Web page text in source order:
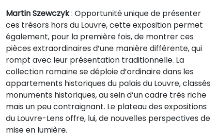
Martin Szewczyk: Opportunité unique de présenter
ces trésors hors du Louvre, cette exposition permet
également, pour la première fois, de montrer ces
pièces extraordinaires d’une manière différente, qui
rompt avec leur présentation traditionnelle. La
collection romaine se déploie d’ordinaire dans les
appartements historiques du palais du Louvre, classés
monuments historiques, au sein d’un cadre très riche
mais un peu contraignant. Le plateau des expositions
du Louvre-Lens offre, lui, de nouvelles perspectives de
mise en lumière.